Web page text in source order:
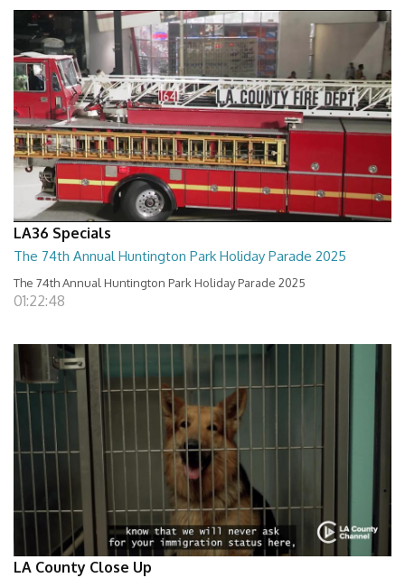
LA36 Specials
The 74th Annual Huntington Park Holiday Parade 2025
The 74th Annual Huntington Park Holiday Parade 2025
01:22:48
LA County Close Up